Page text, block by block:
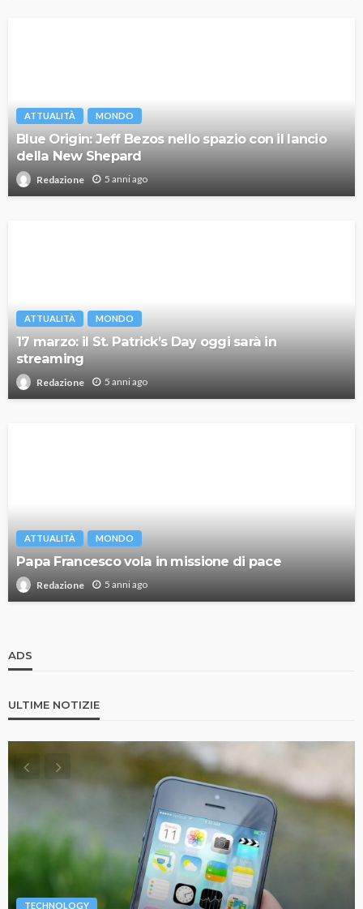
ATTUALITÀ MONDO
Blue Origin: Jeff Bezos nello spazio con il lancio
della New Shepard
Redazione 5 anni ago
ATTUALITÀ MONDO
17 marzo: il St. Patrick’s Day oggi sarà in
streaming
Redazione 5 anni ago
ATTUALITÀ MONDO
Papa Francesco vola in missione di pace
Redazione 5 anni ago
ADS
ULTIME NOTIZIE
TECHNOLOGY